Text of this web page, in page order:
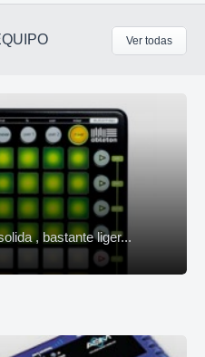
Ver todas
, bastante liger...